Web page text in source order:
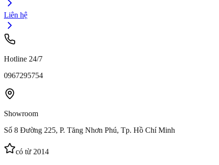
Liên hệ
Hotline 24/7
0967295754
Showroom
Số 8 Đường 225, P. Tăng Nhơn Phú, Tp. Hồ Chí Minh
có từ 2014